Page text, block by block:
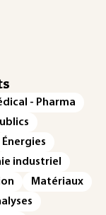
- Pharma
Énergies
industriel
Matériaux